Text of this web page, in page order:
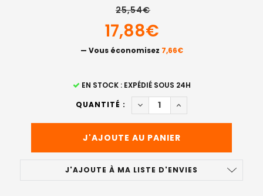
25,54€
17,88€
— Vous économisez 7,66€
EN STOCK : EXPÉDIÉ SOUS 24H
QUANTITÉ :
DIMINUER LA QUANTITÉ DE
AUGMENTER LA
J'AJOUTE À MA LISTE D'ENVIES